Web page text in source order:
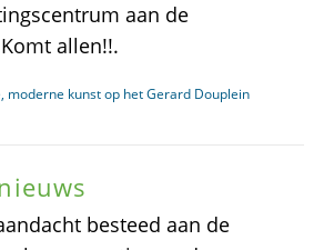
aan de
allen!!.
moderne kunst op het Gerard Douplein
besteed aan de